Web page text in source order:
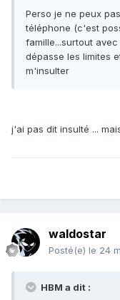
Perso je ne peux
téléphone (c'est
famille...surtout
dépasse les limites
m'insulter
j'ai pas dit insulté ...
waldostar
Posté(e) le 24
HBM a dit :